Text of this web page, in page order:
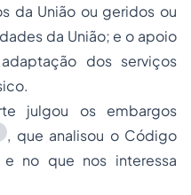
da União ou geridos ou
da União; e o apoio
dos serviços
julgou os embargos
, que analisou o Código
e no que nos interessa